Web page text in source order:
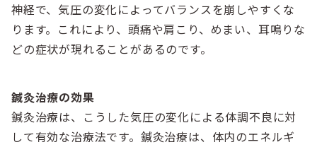
神経で、気圧の変化によってバランスを崩しやすくな
ります。これにより、頭痛や肩こり、めまい、耳鳴りな
どの症状が現れることがあるのです。
鍼灸治療の効果
鍼灸治療は、こうした気圧の変化による体調不良に対
して有効な治療法です。鍼灸治療は、体内のエネルギ